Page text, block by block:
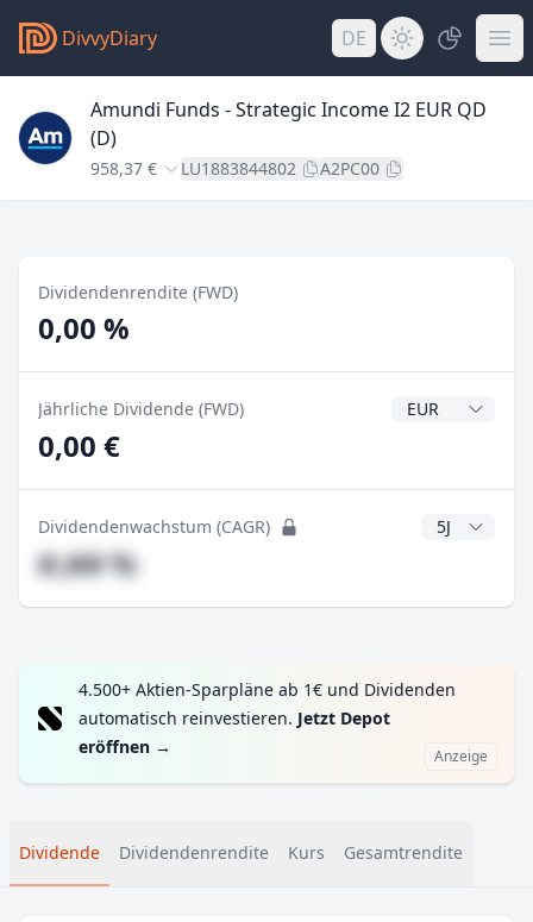
DivvyDiary DE
Amundi Funds - Strategic Income I2 EUR QD
(D)
958,37 € LU1883844802 A2PC00
Dividendenrendite (FWD)
0,00 %
Jährliche Dividende (FWD)
0,00 €
Dividendenwachstum (CAGR) CAGR Jahre
#,## %
4.500+ Aktien-Sparpläne ab 1€ und Dividenden
automatisch reinvestieren. Jetzt Depot
eröffnen → Anzeige
Dividende Dividendenrendite Kurs Gesamtrendite